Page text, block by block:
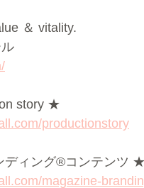
＆ vitality.
story ★
productionstory
ディング®コンテンツ
magazine-